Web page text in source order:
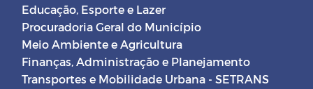
Educação, Esporte e Lazer
Procuradoria Geral do Município
Meio Ambiente e Agricultura
Finanças, Administração e Planejamento
Transportes e Mobilidade Urbana - SETRANS